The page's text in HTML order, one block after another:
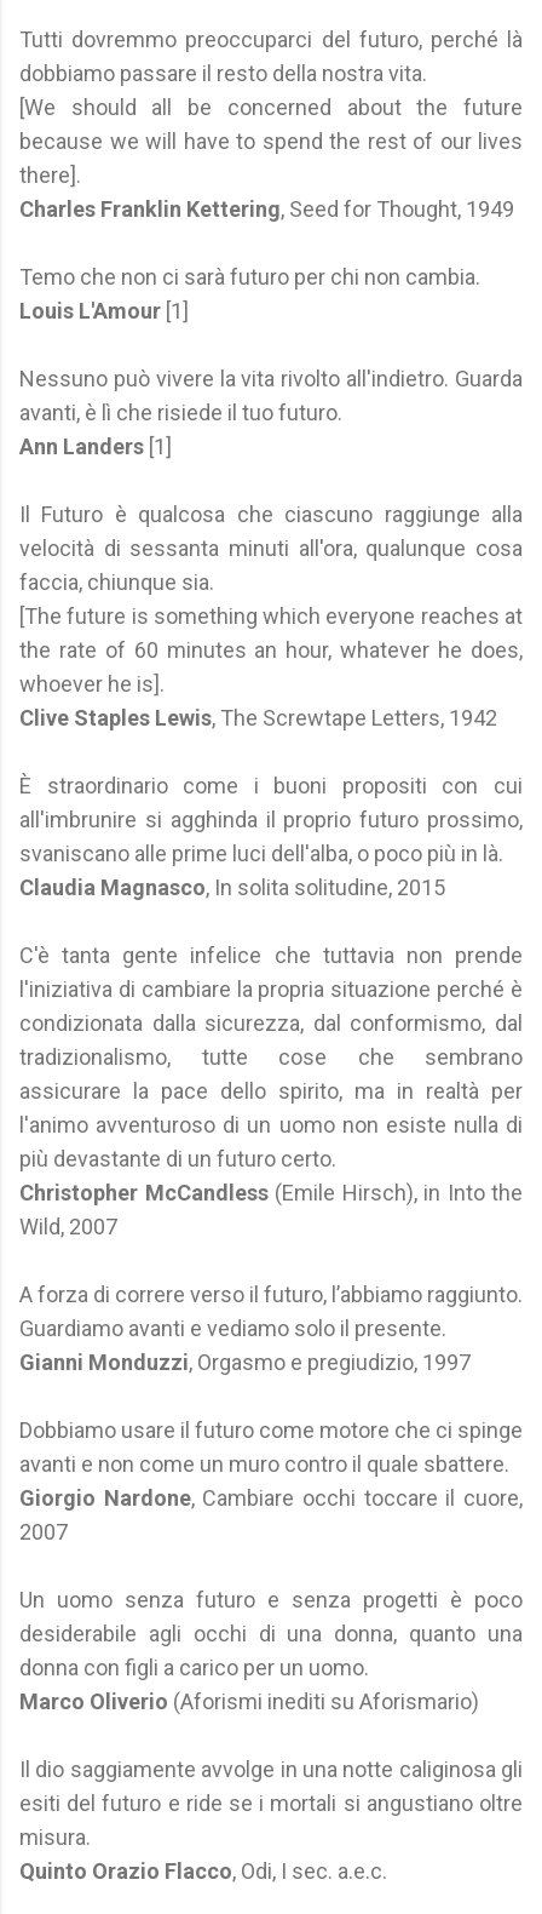
Tutti dovremmo preoccuparci del futuro, perché là
dobbiamo passare il resto della nostra vita.
[We should all be concerned about the future
because we will have to spend the rest of our lives
there].
Charles Franklin Kettering, Seed for Thought, 1949
Temo che non ci sarà futuro per chi non cambia.
Louis L'Amour [1]
Nessuno può vivere la vita rivolto all'indietro. Guarda
avanti, è lì che risiede il tuo futuro.
Ann Landers [1]
Il Futuro è qualcosa che ciascuno raggiunge alla
velocità di sessanta minuti all'ora, qualunque cosa
faccia, chiunque sia.
[The future is something which everyone reaches at
the rate of 60 minutes an hour, whatever he does,
whoever he is].
Clive Staples Lewis, The Screwtape Letters, 1942
È straordinario come i buoni propositi con cui
all'imbrunire si agghinda il proprio futuro prossimo,
svaniscano alle prime luci dell'alba, o poco più in là.
Claudia Magnasco, In solita solitudine, 2015
C'è tanta gente infelice che tuttavia non prende
l'iniziativa di cambiare la propria situazione perché è
condizionata dalla sicurezza, dal conformismo, dal
tradizionalismo, tutte cose che sembrano
assicurare la pace dello spirito, ma in realtà per
l'animo avventuroso di un uomo non esiste nulla di
più devastante di un futuro certo.
Christopher McCandless(Emile Hirsch), in Into the
Wild, 2007
A forza di correre verso il futuro, l’abbiamo raggiunto.
Guardiamo avanti e vediamo solo il presente.
Gianni Monduzzi, Orgasmo e pregiudizio, 1997
Dobbiamo usare il futuro come motore che ci spinge
avanti e non come un muro contro il quale sbattere.
Giorgio Nardone, Cambiare occhi toccare il cuore,
2007
Un uomo senza futuro e senza progetti è poco
desiderabile agli occhi di una donna, quanto una
donna con figli a carico per un uomo.
Marco Oliverio (Aforismi inediti su Aforismario)
Il dio saggiamente avvolge in una notte caliginosa gli
esiti del futuro e ride se i mortali si angustiano oltre
misura.
Quinto Orazio Flacco, Odi, I sec. a.e.c.